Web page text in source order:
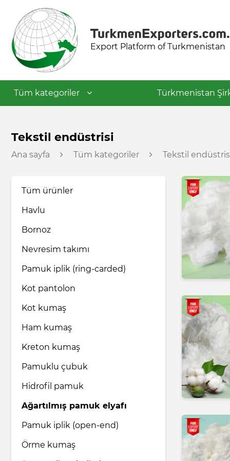
Export Platform of Turkmenistan
Tüm kategoriler Türkmenistan
Gıda endüstrisi
Petrokimya endüstrisi
İnşaat malzemeleri
Ev ve bakım ürünleri
Nakliye ve Lojistik hizmetleri
Hukuk ve Danışmanlık hizmetleri
Tekstil endüstrisi
Ana sayfa Tüm kategoriler Tekstil
Tüm ürünler
Havlu
Bornoz
Nevresim takımı
Pamuk iplik (ring-carded)
Kot pantolon
Kot kumaş
Ham kumaş
Kreton kumaş
Pamuklu çubuk
Hidrofil pamuk
Ağartılmış pamuk elyafı
Pamuk iplik (open-end)
Örme kumaş